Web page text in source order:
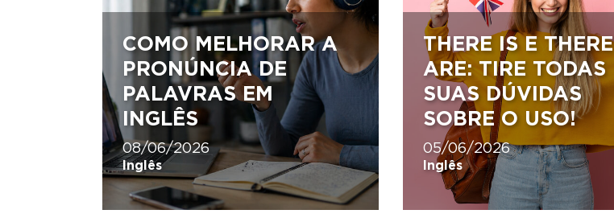
COMO MELHORAR A
PRONÚNCIA DE
PALAVRAS EM
INGLÊS
08/06/2026
Inglês
THERE IS E THERE
ARE: TIRE TODAS
SUAS DÚVIDAS
SOBRE O USO!
05/06/2026
Inglês